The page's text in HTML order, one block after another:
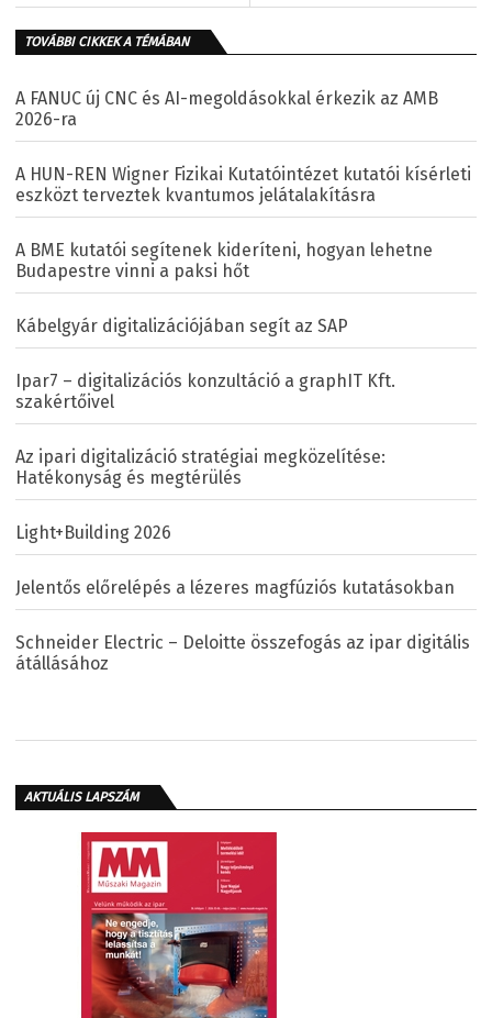
TOVÁBBI CIKKEK A TÉMÁBAN
A FANUC új CNC és AI-megoldásokkal érkezik az AMB
2026-ra
A HUN-REN Wigner Fizikai Kutatóintézet kutatói kísérleti
eszközt terveztek kvantumos jelátalakításra
A BME kutatói segítenek kideríteni, hogyan lehetne
Budapestre vinni a paksi hőt
Kábelgyár digitalizációjában segít az SAP
Ipar7 – digitalizációs konzultáció a graphIT Kft.
szakértőivel
Az ipari digitalizáció stratégiai megközelítése:
Hatékonyság és megtérülés
Light+Building 2026
Jelentős előrelépés a lézeres magfúziós kutatásokban
Schneider Electric – Deloitte összefogás az ipar digitális
átállásához
AKTUÁLIS LAPSZÁM